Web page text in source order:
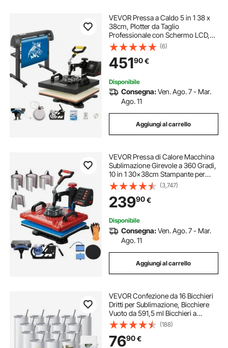
VEVOR Pressa a Caldo 5 in 1 38 x
38cm, Plotter da Taglio
Professionale con Schermo LCD,
220 V CA Taglierina per Vinile da
86,36 cm Adatto per il
Trasferimento su Maglietta, Tazza,
Piatto
(6)
45190€
Disponibile
Consegna:Ven. Ago. 7 - Mar.
Ago. 11
Aggiungi al carrello
VEVOR Pressa di Calore Macchina
Sublimazione Girevole a 360 Gradi,
10 in 1 30x38cm Stampante per
Pressa a Caldo Rossa per Stampare
Diversi Modelli, Lettere e Immagini
sulle Penne, Tazze, Magliette
(3,747)
23990€
Disponibile
Consegna:Ven. Ago. 7 - Mar.
Ago. 11
Aggiungi al carrello
VEVOR Confezione da 16 Bicchieri
Dritti per Sublimazione, Bicchiere
Vuoto da 591,5 ml Bicchieri a
Doppia Parete in Acciaio
Inossidabile con Cannuccia, per
Pressa a Caldo e Trasferimento di
(188)
7690€